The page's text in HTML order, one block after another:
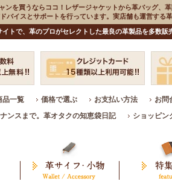
ンを買うならココ！レザージャケットから革バッグ、
バイスとサポートを行っています。実店舗も運営する
トで、革のプロがセレクトした最良の革製品を多数
品一覧 価格で選ぶ お支払い方法 お問
ンスまで。革オタクの知恵袋日記
ショッピン